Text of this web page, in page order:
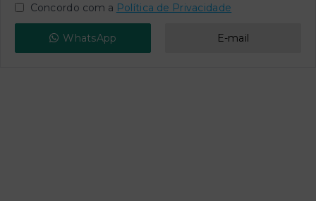
Concordo com a Política de Privacidade
WhatsApp E-mail